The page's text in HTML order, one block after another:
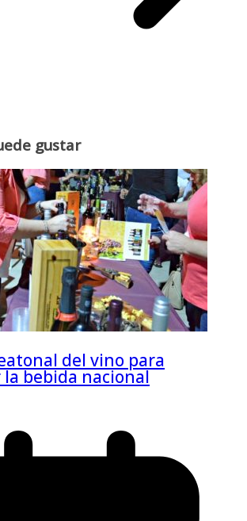
gustar
del vino para
bebida nacional